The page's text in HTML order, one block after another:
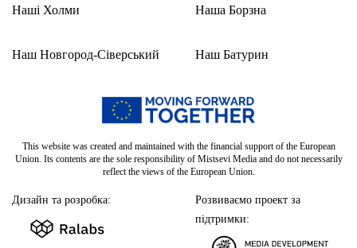
Наші Холми
Наш Новгород-Сіверський
Наша Борзна
Наш Батурин
This website was created and maintained with the financial support of the European
Union. Its contents are the sole responsibility of Mistsevi Media and do not necessarily
reflect the views of the European Union.
Дизайн та розробка:
Розвиваємо проект за
підтримки: